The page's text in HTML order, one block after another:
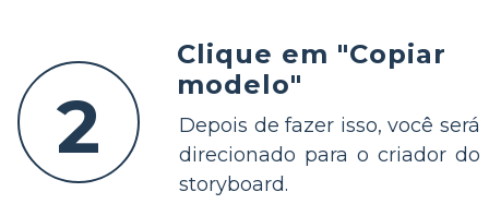
2
Clique em "Copiar
modelo"
Depois de fazer isso, você será
direcionado para o criador do
storyboard.